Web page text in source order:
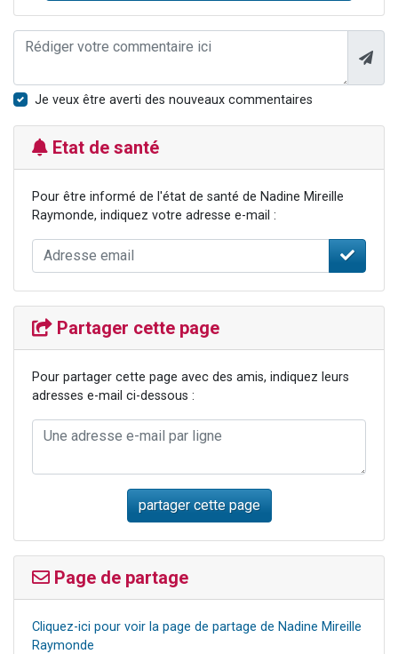
Je veux être averti des nouveaux commentaires
Etat de santé
Pour être informé de l'état de santé de Nadine Mireille
Raymonde, indiquez votre adresse e-mail :
Partager cette page
Pour partager cette page avec des amis, indiquez leurs
adresses e-mail ci-dessous :
Page de partage
Cliquez-ici pour voir la page de partage de Nadine Mireille
Raymonde